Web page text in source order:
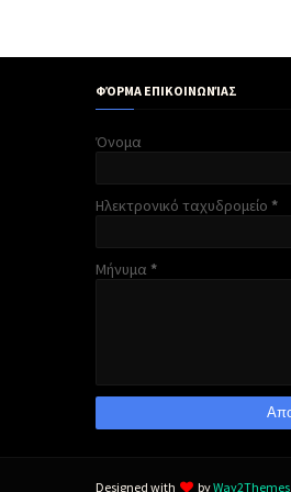
ΦΌΡΜΑ ΕΠΙΚΟΙΝΩΝΊΑΣ
Όνομα
Ηλεκτρονικό ταχυδρομείο *
Μήνυμα *
Designed with byWay2Themes